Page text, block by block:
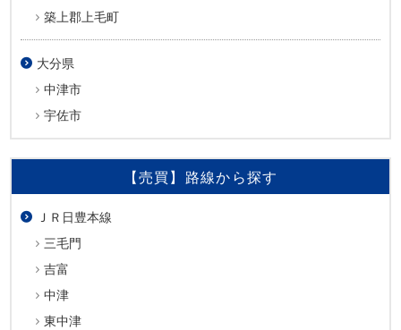
築上郡上毛町
大分県
中津市
宇佐市
【売買】路線から探す
ＪＲ日豊本線
三毛門
吉富
中津
東中津